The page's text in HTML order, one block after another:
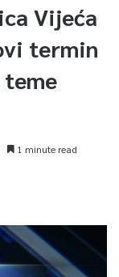
Vijeća
termin
teme
1 minute read